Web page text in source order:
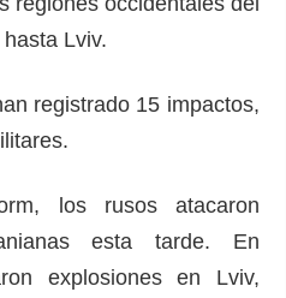
Lviv.
registrado 15 impactos,
los rusos atacaron
esta tarde. En
explosiones en Lviv,